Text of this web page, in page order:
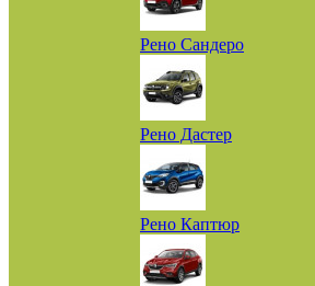
Рено Сандеро
Рено Дастер
Рено Каптюр